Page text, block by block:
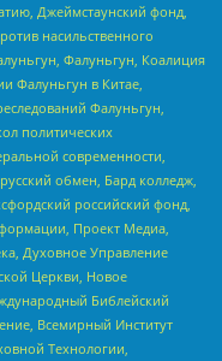
Джеймстаунский фонд,
насильственного
Фалуньгун, Коалиция
Фалуньгун в Китае,
Фалуньгун,
политических
современности,
обмен, Бард колледж,
российский фонд,
Проект Медиа,
Духовное Управление
Церкви, Новое
Библейский
Всемирный Институт
Технологии,